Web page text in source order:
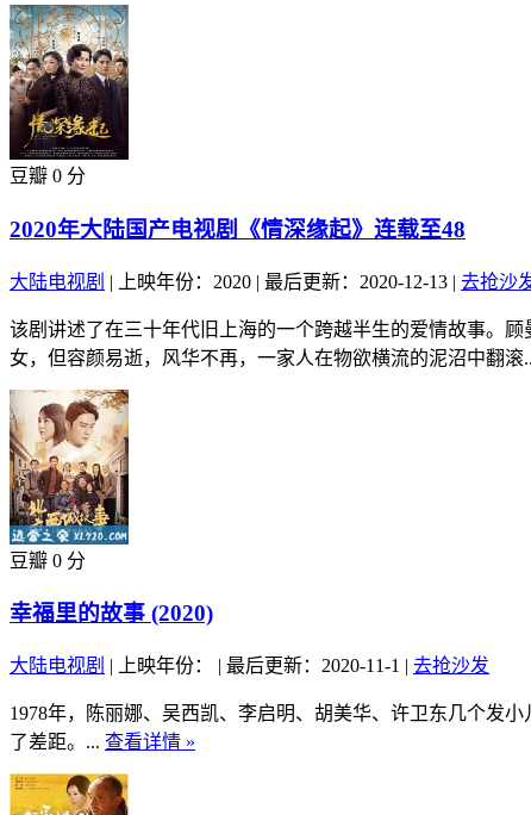
豆瓣 0 分
2020年大陆国产电视剧《情深缘起》连载至48
大陆电视剧 | 上映年份：2020 | 最后更新：2020-12-13 | 去抢沙
该剧讲述了在三十年代旧上海的一个跨越半生的爱情故事。
女，但容颜易逝，风华不再，一家人在物欲横流的泥沼中翻滚
豆瓣 0 分
幸福里的故事 (2020)
大陆电视剧 | 上映年份： | 最后更新：2020-11-1 | 去抢沙发
1978年，陈丽娜、吴西凯、李启明、胡美华、许卫东几个发
了差距。... 查看详情 »